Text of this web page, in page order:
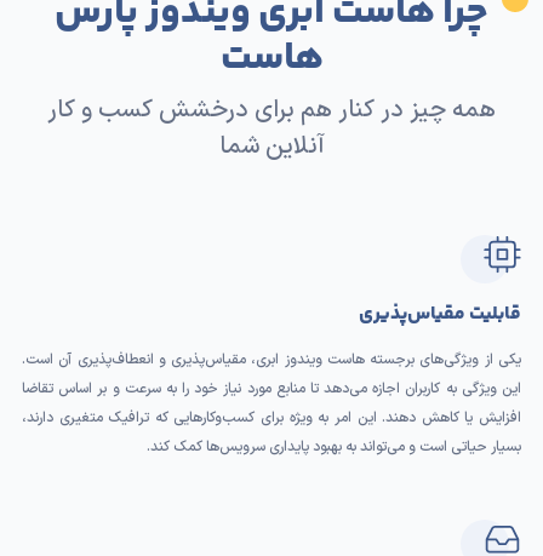
چرا هاست ابری ویندوز پارس
هاست
همه چیز در کنار هم برای درخشش کسب و کار
آنلاین شما
قابلیت مقیاس‌پذیری
یکی از ویژگی‌های برجسته هاست ویندوز ابری، مقیاس‌پذیری و انعطاف‌پذیری آن است.
این ویژگی به کاربران اجازه می‌دهد تا منابع مورد نیاز خود را به سرعت و بر اساس تقاضا
افزایش یا کاهش دهند. این امر به ویژه برای کسب‌وکارهایی که ترافیک متغیری دارند،
بسیار حیاتی است و می‌تواند به بهبود پایداری سرویس‌ها کمک کند.